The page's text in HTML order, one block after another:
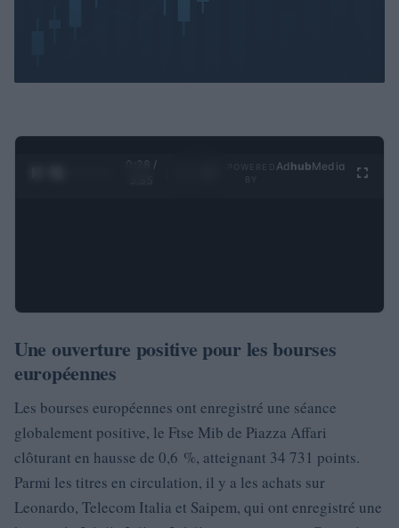
0:29 /
Ad hubMedia
Une ouverture positive pour les bourses
européennes
Les bourses européennes ont enregistré une séance
globalement positive, le Ftse Mib de Piazza Affari
clôturant en hausse de 0,6 %, atteignant 34 731 points.
Parmi les titres en circulation, il y a les achats sur
Leonardo, Telecom Italia et Saipem, qui ont enregistré une